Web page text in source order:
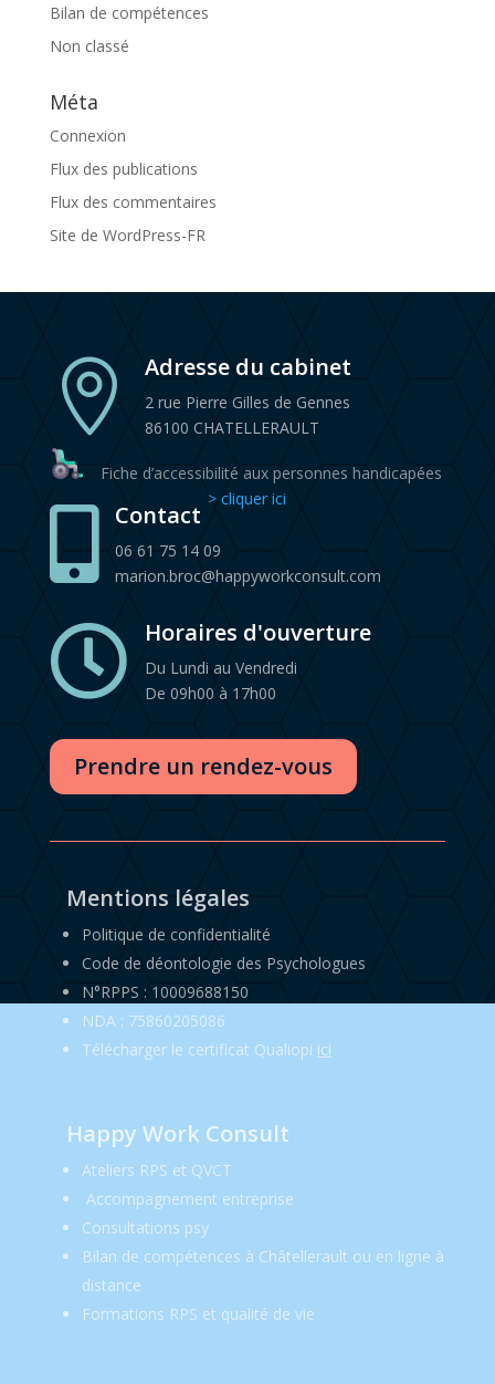
Bilan de compétences
Non classé
Méta
Connexion
Flux des publications
Flux des commentaires
Site de WordPress-FR
 Adresse du cabinet
2 rue Pierre Gilles de Gennes
86100 CHATELLERAULT
Fiche d’accessibilité aux personnes handicapées
> cliquer ici
 Contact
06 61 75 14 09
marion.broc@happyworkconsult.com
 Horaires d'ouverture
Du Lundi au Vendredi
De 09h00 à 17h00
Prendre un rendez-vous
Mentions légales
Politique de confidentialité
Code de déontologie des Psychologues
N°RPPS : 10009688150
NDA : 75860205086
Télécharger le certificat Qualiopi ici
Happy Work Consult
Ateliers RPS et QVCT
Accompagnement entreprise
Consultations psy
Bilan de compétences à Châtellerault ou en ligne à
distance
Formations RPS et qualité de vie